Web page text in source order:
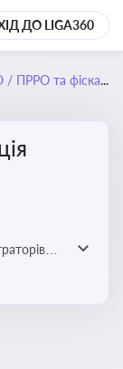
ДО LIGA360
ПРРО та фіскалізація